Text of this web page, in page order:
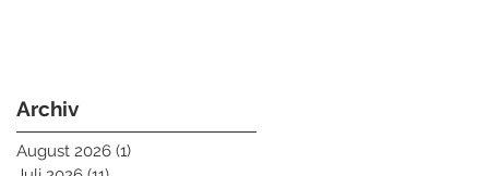
Archiv
August 2026 (1)